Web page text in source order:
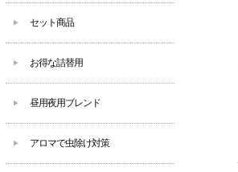
セット商品
お得な詰替用
昼用夜用ブレンド
アロマで虫除け対策